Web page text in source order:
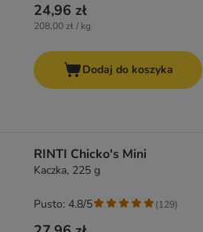
24,96 zł
208,00 zł / kg
Dodaj do koszyka
RINTI Chicko's Mini
Kaczka, 225 g
Pusto: 4.8/5 (129)